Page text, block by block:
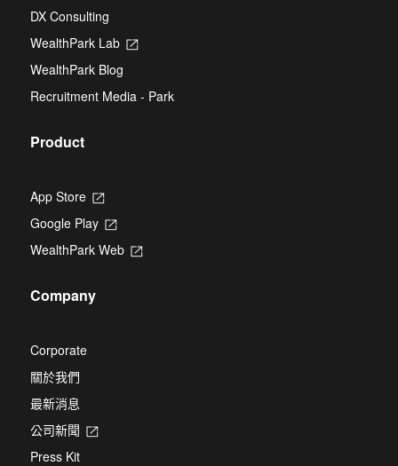
DX Consulting
WealthPark Lab
Opens
new
tab
WealthPark Blog
Recruitment Media - Park
Product
App Store
Opens
a
new
tab
Google Play
Opens
a
WealthPark Web
Opens
Company
Corporate
關於我們
最新消息
公司新聞
Opens
Press Kit